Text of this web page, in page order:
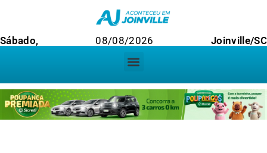
Sábado, 08/08/2026 Joinville/SC